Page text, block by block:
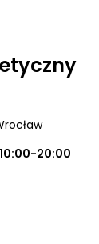
10:00-20:00